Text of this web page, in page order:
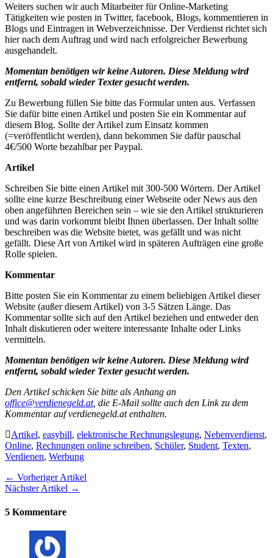
Weiters suchen wir auch Mitarbeiter für Online-Marketing
Tätigkeiten wie posten in Twitter, facebook, Blogs, kommentieren in
Blogs und Eintragen in Webverzeichnisse. Der Verdienst richtet sich
hier nach dem Auftrag und wird nach erfolgreicher Bewerbung
ausgehandelt.
Momentan benötigen wir keine Autoren. Diese Meldung wird
entfernt, sobald wieder Texter gesucht werden.
Zu Bewerbung füllen Sie bitte das Formular unten aus. Verfassen
Sie dafür bitte einen Artikel und posten Sie ein Kommentar auf
diesem Blog. Sollte der Artikel zum Einsatz kommen
(=veröffentlicht werden), dann bekommen Sie dafür pauschal
4€/500 Worte bezahlbar per Paypal.
Artikel
Schreiben Sie bitte einen Artikel mit 300-500 Wörtern. Der Artikel
sollte eine kurze Beschreibung einer Webseite oder News aus den
oben angeführten Bereichen sein – wie sie den Artikel strukturieren
und was darin vorkommt bleibt Ihnen überlassen. Der Inhalt sollte
beschreiben was die Website bietet, was gefällt und was nicht
gefällt. Diese Art von Artikel wird in späteren Aufträgen eine große
Rolle spielen.
Kommentar
Bitte posten Sie ein Kommentar zu einem beliebigen Artikel dieser
Website (außer diesem Artikel) von 3-5 Sätzen Länge. Das
Kommentar sollte sich auf den Artikel beziehen und entweder den
Inhalt diskutieren oder weitere interessante Inhalte oder Links
vermitteln.
Momentan benötigen wir keine Autoren. Diese Meldung wird
entfernt, sobald wieder Texter gesucht werden.
Den Artikel schicken Sie bitte als Anhang an
office@verdienegeld.at, die E-Mail sollte auch den Link zu dem
Kommentar auf verdienegeld.at enthalten.
Artikel, easybill, elektronische Rechnungslegung, Nebenverdienst,
Online, Rechnungen online schreiben, Schüler, Student, Texten,
Verdienen, Werbung
← Vorheriger Artikel
Nächster Artikel →
5 Kommentare